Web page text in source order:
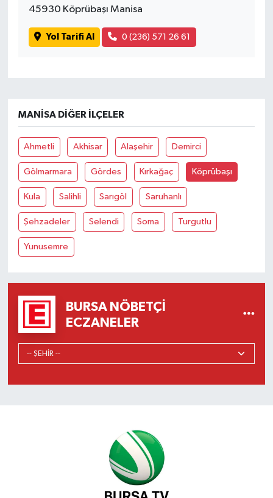
45930 Köprübaşı Manisa
Yol Tarifi Al 0 (236) 571 26 61
MANISA DIĞER İLÇELER
Ahmetli Akhisar Alaşehir Demirci
Gölmarmara Gördes Kırkağaç Köprübaşı
Kula Salihli Sarıgöl Saruhanlı
Şehzadeler Selendi Soma Turgutlu
Yunusemre
BURSA NÖBETÇI
ECZANELER